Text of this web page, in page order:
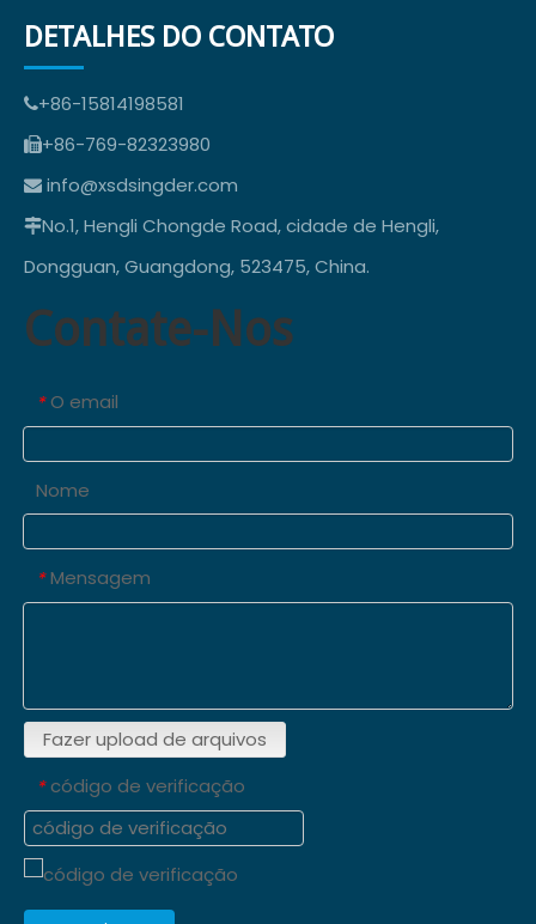
DETALHES DO CONTATO
+86-15814198581
+86-769-82323980
 info@xsdsingder.com
No.1, Hengli Chongde Road, cidade de Hengli,
Dongguan, Guangdong, 523475, China.
Contate-Nos
* O email
Nome
* Mensagem
Fazer upload de arquivos
* código de verificação